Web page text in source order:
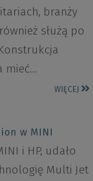
branży
służą po
mieć…
WIĘCEJ
w MINI
i HP, udało
Multi Jet